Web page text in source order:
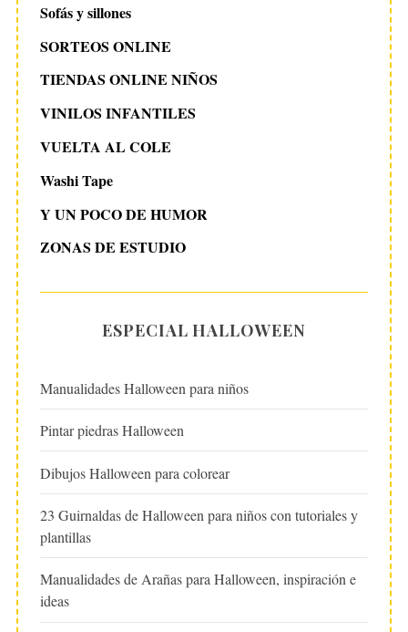
Sofás y sillones
SORTEOS ONLINE
TIENDAS ONLINE NIÑOS
VINILOS INFANTILES
VUELTA AL COLE
Washi Tape
Y UN POCO DE HUMOR
ZONAS DE ESTUDIO
ESPECIAL HALLOWEEN
Manualidades Halloween para niños
Pintar piedras Halloween
Dibujos Halloween para colorear
23 Guirnaldas de Halloween para niños con tutoriales y
plantillas
Manualidades de Arañas para Halloween, inspiración e
ideas